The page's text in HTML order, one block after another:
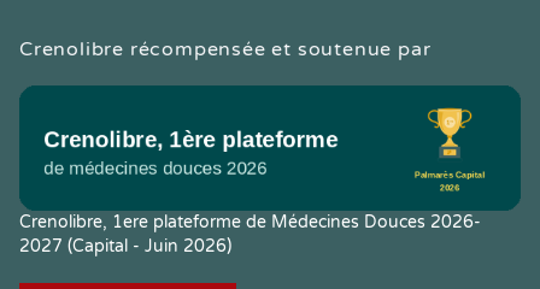
Crenolibre récompensée et soutenue par
Crenolibre, 1ere plateforme de Médecines Douces 2026-
2027 (Capital - Juin 2026)